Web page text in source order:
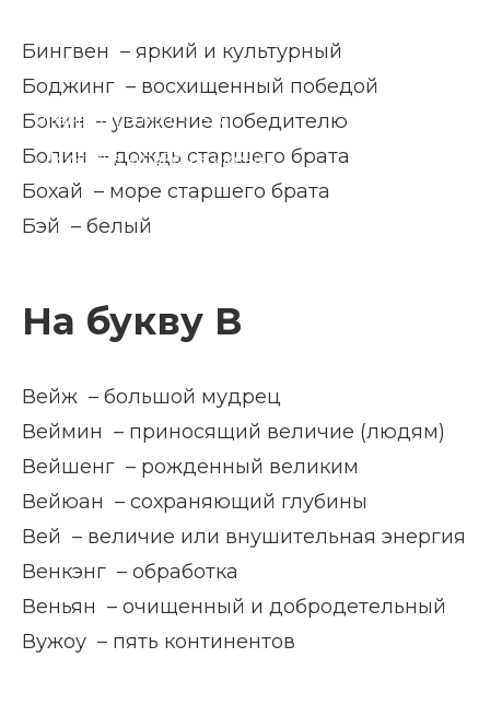
Главная страница
Блог
Мужские китайские имена
Бингвен – яркий и культурный
Боджинг – восхищенный победой
Бокин – уважение победителю
Болин – дождь старшего брата
Бохай – море старшего брата
Бэй – белый
На букву В
Вейж – большой мудрец
Веймин – приносящий величие (людям)
Вейшенг – рожденный великим
Вейюан – сохраняющий глубины
Вей – величие или внушительная энергия
Венкэнг – обработка
Веньян – очищенный и добродетельный
Вужоу – пять континентов